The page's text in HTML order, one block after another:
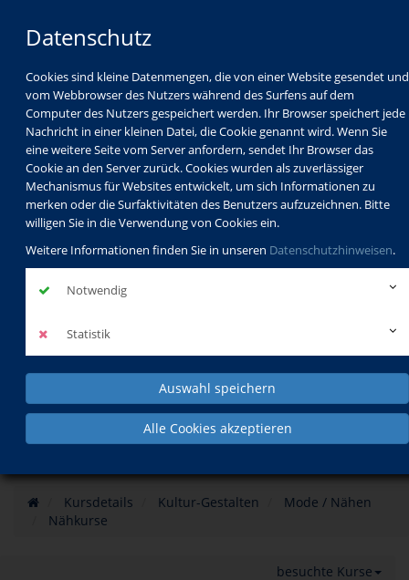
Datenschutz
Cookies sind kleine Datenmengen, die von einer Website gesendet und
vom Webbrowser des Nutzers während des Surfens auf dem
Computer des Nutzers gespeichert werden. Ihr Browser speichert jede
Nachricht in einer kleinen Datei, die Cookie genannt wird. Wenn Sie
eine weitere Seite vom Server anfordern, sendet Ihr Browser das
Cookie an den Server zurück. Cookies wurden als zuverlässiger
Mechanismus für Websites entwickelt, um sich Informationen zu
merken oder die Surfaktivitäten des Benutzers aufzuzeichnen. Bitte
willigen Sie in die Verwendung von Cookies ein.
Weitere Informationen finden Sie in unseren Datenschutzhinweisen.
Notwendig
Statistik
Auswahl speichern
Alle Cookies akzeptieren
Programm
Schulabschlüsse
Schulkindbetreuung
Service
Kursdetails Kultur-Gestalten
Mode / Nähen
Nähkurse
besuchte Kurse